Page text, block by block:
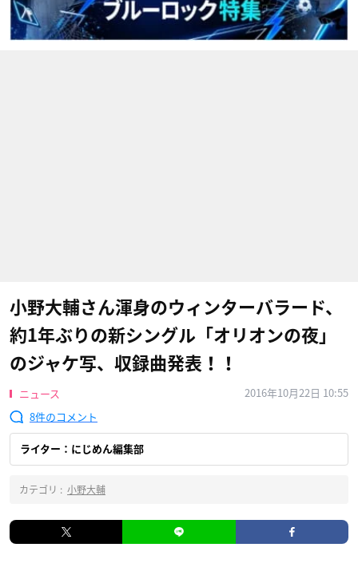
小野大輔さん渾身のウィンターバラード、
約1年ぶりの新シングル「オリオンの夜」
のジャケ写、収録曲発表！！
ニュース
2016年10月22日 10:55
8
ライター：にじめん編集部
カテゴリ : 小野大輔